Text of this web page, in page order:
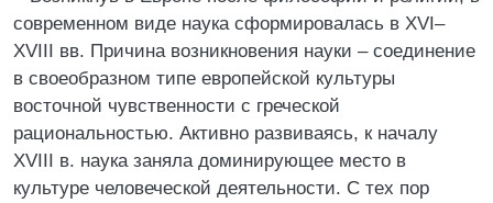
современном виде наука сформировалась в XVI–
XVIII вв. Причина возникновения науки – соединение
в своеобразном типе европейской культуры
восточной чувственности с греческой
рациональностью. Активно развиваясь, к началу
XVIII в. наука заняла доминирующее место в
культуре человеческой деятельности. С тех пор